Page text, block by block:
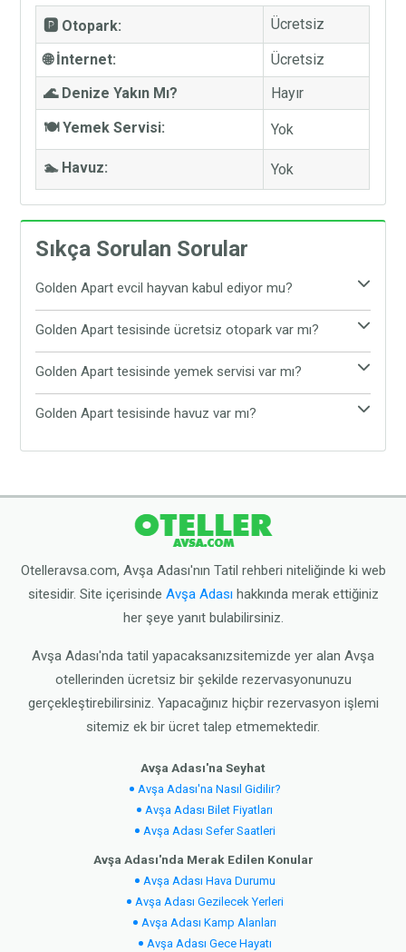
🅿️ Otopark: Ücretsiz
🌐 İnternet:
Ücretsiz
🌊 Denize Yakın Mı?
Hayır
🍽️ Yemek Servisi:
Yok
🏊 Havuz: Yok
Sıkça Sorulan Sorular
Golden Apart evcil hayvan kabul ediyor mu?
Maalesef, Golden Apart evcil hayvan kabul
etmemektedir. Evcil hayvanınız ile tatil yapmak
Golden Apart tesisinde ücretsiz otopark var mı?
Evet, Golden Apart tesisinde ücretsiz otopark
bulunmaktadır. Araç ile gelen tatilciler, araçlarını
Golden Apart tesisinde yemek servisi var mı?
Golden Apart tesisinde yemek servisi
bulunmamaktadır. Tesis çevresinde yer alan Avşa
Golden Apart tesisinde havuz var mı?
Otelleravsa.com, Avşa Adası'nın Tatil rehberi niteliğinde ki web
sitesidir. Site içerisinde Avşa Adasıhakkında merak ettiğiniz
her şeye yanıt bulabilirsiniz.
Avşa Adası'nda tatil yapacaksanızsitemizde yer alan Avşa
otellerinden ücretsiz bir şekilde rezervasyonunuzu
gerçekleştirebilirsiniz. Yapacağınız hiçbir rezervasyon işlemi
sitemiz ek bir ücret talep etmemektedir.
Avşa Adası'na Seyhat
Avşa Adası'na Nasıl Gidilir?
Avşa Adası Bilet Fiyatları
Avşa Adası Sefer Saatleri
Avşa Adası'nda Merak Edilen Konular
Avşa Adası Hava Durumu
Avşa Adası Gezilecek Yerleri
Avşa Adası Kamp Alanları
Avşa Adası Gece Hayatı